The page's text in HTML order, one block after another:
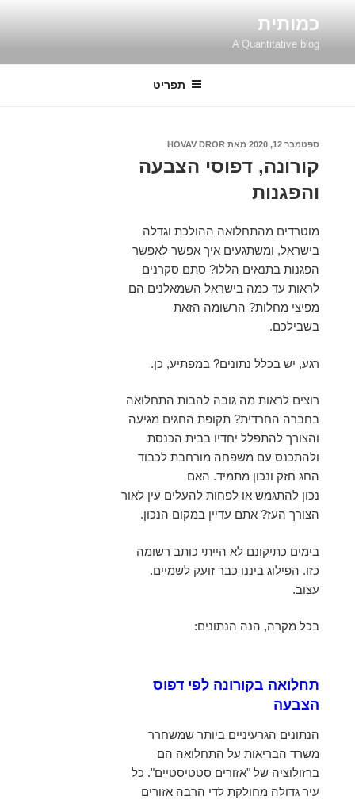
כמותית
A Quantitative blog
תפריט
פורסם
ספטמבר 12, 2020 מאת HOVAV DROR
קורונה, דפוסי הצבעה
והפגנות
מוטרדים מהתחלואה ההולכת וגדלה
בישראל, ומשתגעים איך אפשר לאפשר
הפגנות בתנאים הללו? סתם סקרנים
לראות עד כמה בישראל השמאלנים הם
מפיצי מחלות? הרשומה הזאת
בשבילכם.
רגע, יש בכלל נתונים? במפתיע, כן.
רוצים לראות מה גובה להבות התחלואה
בחברה החרדית? תקופת החגים מגיעה
והצורך להתפלל יחדיו בבית הכנסת
ולהתכנס עם משפחה מורחבת לכבוד
החג חזק ונכון מתמיד. האם
נכון להתגמש או לפחות להעלים עין לאור
הצורך העז? אתם עדיין במקום הנכון.
בימים כתיקונם לא הייתי כותב רשומה
כזו. הפילוג ביננו כבר זועק לשמיים.
עצוב.
בכל מקרה, הנה הנתונים:
תחלואה בקורונה לפי דפוס
הצבעה
הנתונים הגרעיניים ביותר שמשחרר
משרד הבריאות על התחלואה הם
ברזולוציה של "אזורים סטטיסטיים". כל
עיר גדולה מחולקת לדי הרבה אזורים